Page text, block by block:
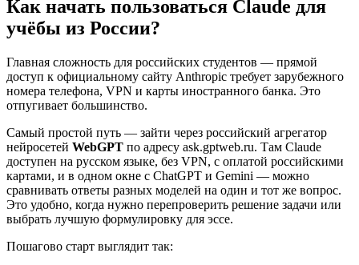
Как начать пользоваться Claude для
учёбы из России?
Главная сложность для российских студентов — прямой
доступ к официальному сайту Anthropic требует зарубежного
номера телефона, VPN и карты иностранного банка. Это
отпугивает большинство.
Самый простой путь — зайти через российский агрегатор
нейросетей WebGPT по адресу ask.gptweb.ru. Там Claude
доступен на русском языке, без VPN, с оплатой российскими
картами, и в одном окне с ChatGPT и Gemini — можно
сравнивать ответы разных моделей на один и тот же вопрос.
Это удобно, когда нужно перепроверить решение задачи или
выбрать лучшую формулировку для эссе.
Пошагово старт выглядит так: